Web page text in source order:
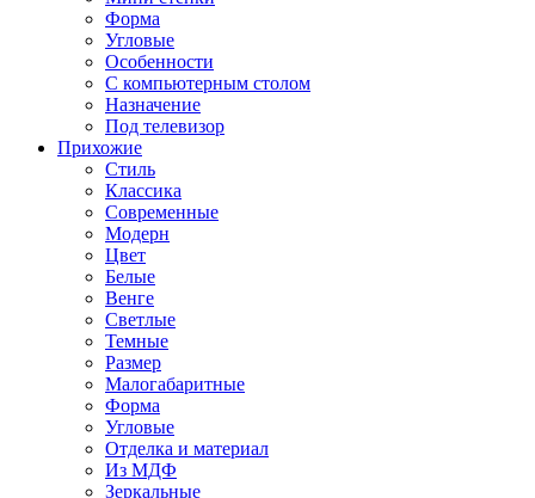
Форма
Угловые
Особенности
С компьютерным столом
Назначение
Под телевизор
Прихожие
Стиль
Классика
Современные
Модерн
Цвет
Белые
Венге
Светлые
Темные
Размер
Малогабаритные
Форма
Угловые
Отделка и материал
Из МДФ
Зеркальные